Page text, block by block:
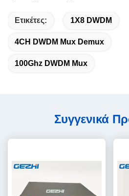
Ετικέτες: 1X8 DWDM
4CH DWDM Mux Demux
100Ghz DWDM Mux
Συγγενικά